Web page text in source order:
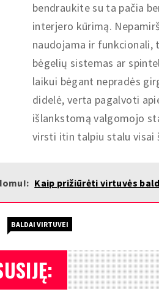
bendraukite su ta pačia
interjero kūrimą.
naudojama ir
bėgelių sistemas ar
laikui bėgant nepradės
didelė, verta pagalvoti
išlankstomą valgomojo
virsti itin talpiu stalu visai
Kaip prižiūrėti virtuvės
BALDAI VIRTUVEI